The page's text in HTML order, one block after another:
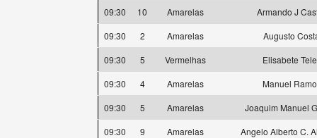
09:30
10 Amarelas
Armando J
09:30
2 Amarelas
Augusto
09:30
5 Vermelhas
Elisabete
09:30
4 Amarelas
Manuel
09:30
5 Amarelas
Joaquim Manuel
09:30
9 Amarelas
Angelo Alberto C.